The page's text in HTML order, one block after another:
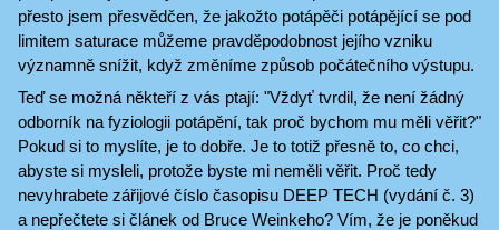
přesto jsem přesvědčen, že jakožto potápěči potápějící se pod
limitem saturace můžeme pravděpodobnost jejího vzniku
významně snížit, když změníme způsob počátečního výstupu.
Teď se možná někteří z vás ptají: "Vždyť tvrdil, že není žádný
odborník na fyziologii potápění, tak proč bychom mu měli věřit?"
Pokud si to myslíte, je to dobře. Je to totiž přesně to, co chci,
abyste si mysleli, protože byste mi neměli věřit. Proč tedy
nevyhrabete zářijové číslo časopisu DEEP TECH (vydání č. 3)
a nepřečtete si článek od Bruce Weinkeho? Vím, že je poněkud